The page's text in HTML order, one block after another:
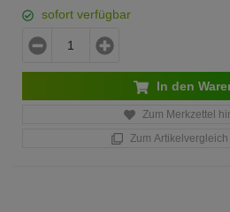
sofort verfügbar
In den
Zum Merkzettel
Zum